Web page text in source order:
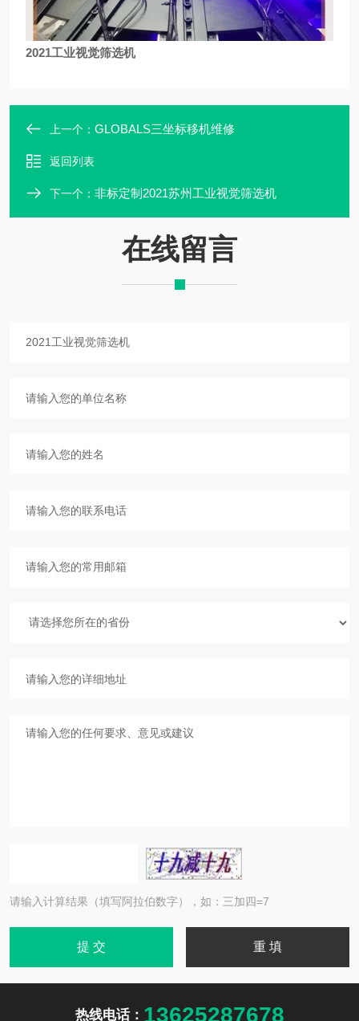
2021工业视觉筛选机
上一个： GLOBALS三坐标移机维修
返回列表
下一个： 非标定制2021苏州工业视觉筛选机
在线留言
请输入计算结果（填写阿拉伯数字），如：三加四=7
热线电话： 13625287678